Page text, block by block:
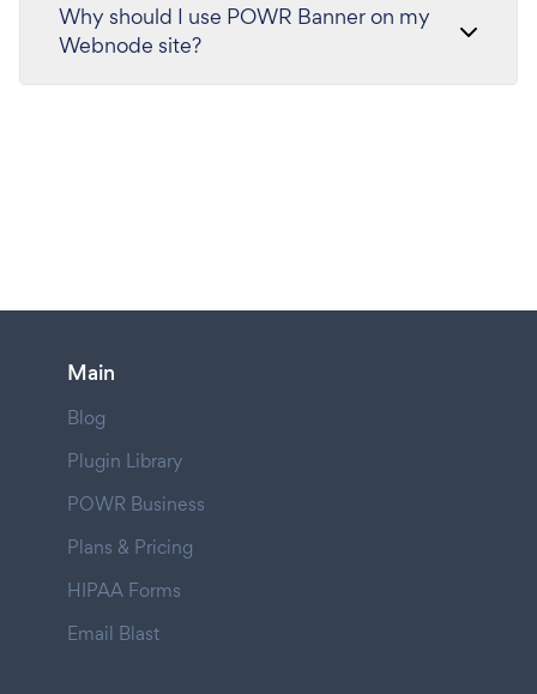
Why should I use POWR Banner on my
Webnode site?
Main
Blog
Plugin Library
POWR Business
Plans & Pricing
HIPAA Forms
Email Blast